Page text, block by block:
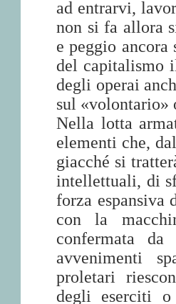
ad entrarvi,
non si fa allora
e peggio
del capitalismo
degli operai
sul «volontario»
Nella lotta
elementi che,
giacché si
intellettuali, di
forza espansiva
con la
confermata
avvenimenti
proletari
degli eserciti o